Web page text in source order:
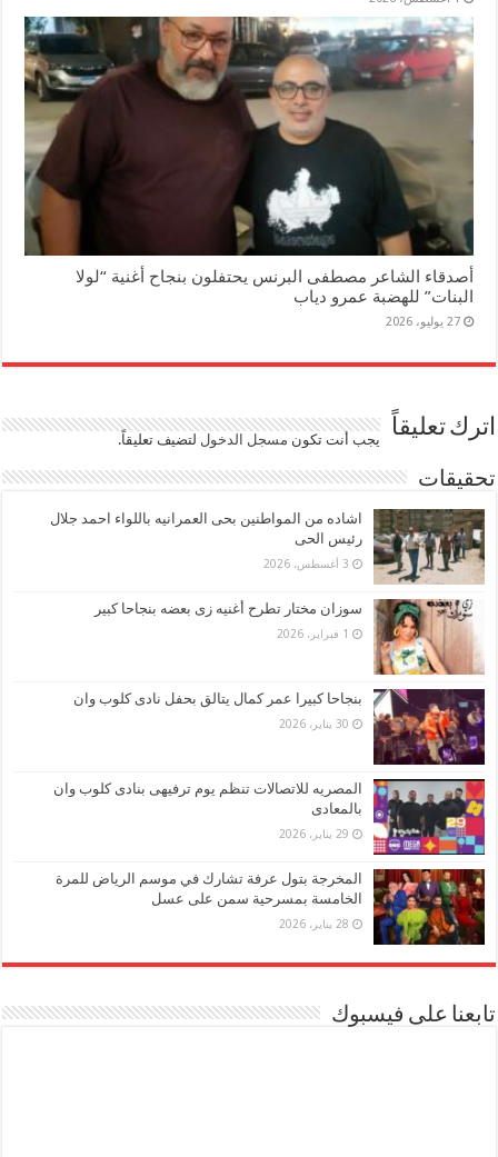
أصدقاء الشاعر مصطفى البرنس يحتفلون بنجاح أغنية “لولا
البنات” للهضبة عمرو دياب
27 يوليو، 2026
اترك تعليقاً يجب أنت تكون مسجل الدخول لتضيف تعليقاً.
تحقيقات
اشاده من المواطنين بحى العمرانيه باللواء احمد جلال
رئيس الحى
3 أغسطس، 2026
سوزان مختار تطرح أغنيه زى بعضه بنجاحا كبير
1 فبراير، 2026
بنجاحا كبيرا عمر كمال يتالق بحفل نادى كلوب وان
30 يناير، 2026
المصريه للاتصالات تنظم يوم ترفيهى بنادى كلوب وان
بالمعادى
29 يناير، 2026
المخرجة بتول عرفة تشارك في موسم الرياض للمرة
الخامسة بمسرحية سمن على عسل
28 يناير، 2026
تابعنا على فيسبوك